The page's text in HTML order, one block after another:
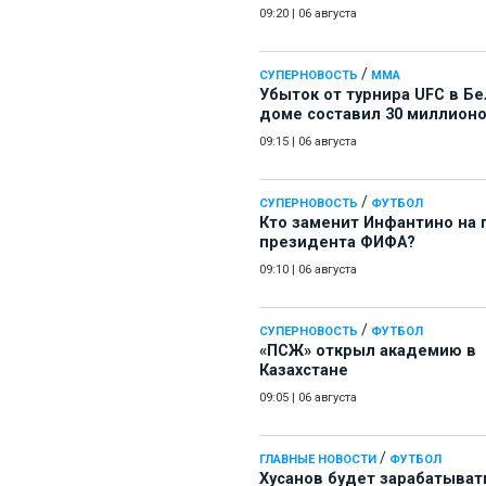
09:20 06 августа
СУПЕРНОВОСТЬ / ММА
Убыток от турнира UFC в
доме составил 30
09:15 06 августа
СУПЕРНОВОСТЬ / ФУТБОЛ
Кто заменит Инфантино на
президента ФИФА?
09:10 06 августа
СУПЕРНОВОСТЬ / ФУТБОЛ
«ПСЖ» открыл академию в
Казахстане
09:05 06 августа
ГЛАВНЫЕ НОВОСТИ / ФУТБОЛ
Хусанов будет